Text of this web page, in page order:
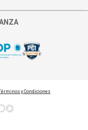
y Condiciones